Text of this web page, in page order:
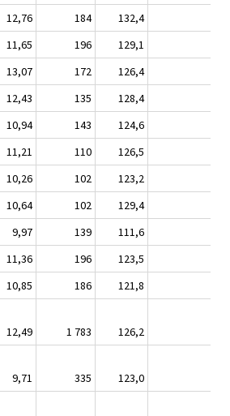
12,76 184 132,4
11,65 196 129,1
13,07 172 126,4
12,43 135 128,4
10,94 143 124,6
11,21 110 126,5
10,26 102 123,2
10,64 102 129,4
9,97 139 111,6
11,36 196 123,5
10,85 186 121,8
12,49 1 783 126,2
9,71 335 123,0